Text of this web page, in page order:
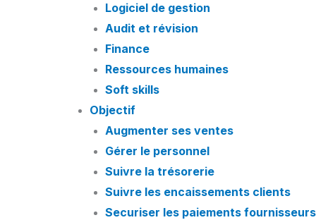
Logiciel de gestion
Audit et révision
Finance
Ressources humaines
Soft skills
Objectif
Augmenter ses ventes
Gérer le personnel
Suivre la trésorerie
Suivre les encaissements clients
Securiser les paiements fournisseurs